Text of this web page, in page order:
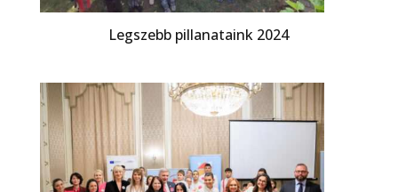
Legszebb pillanataink 2024